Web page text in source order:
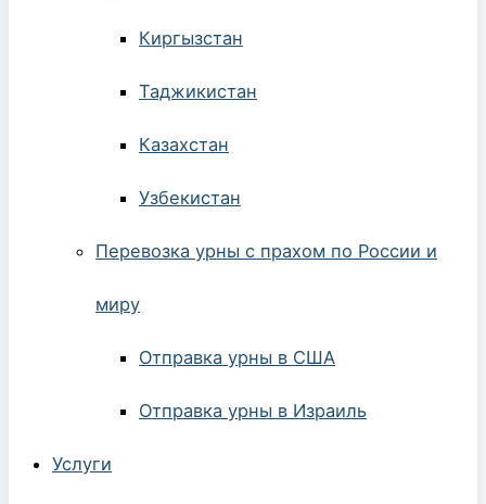
Киргызстан
Таджикистан
Казахстан
Узбекистан
Перевозка урны с прахом по России и
миру
Отправка урны в США
Отправка урны в Израиль
Услуги